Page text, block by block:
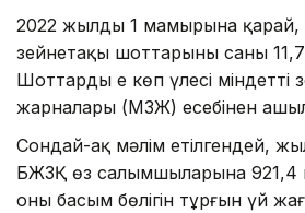
2022 жылдың 1 мамырына
зейнетақы шоттарының саны
Шоттардың ең көп үлесі міндетті
жарналары (МЗЖ) есебінен
Сондай-ақ мәлім етілгендей,
БЖЗҚ өз салымшыларына 921,4
оның басым бөлігін тұрғын үй